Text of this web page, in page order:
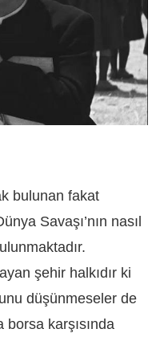
bulunan fakat
Savaşı’nın nasıl
şehir halkıdır ki
düşünmeseler de
borsa karşısında